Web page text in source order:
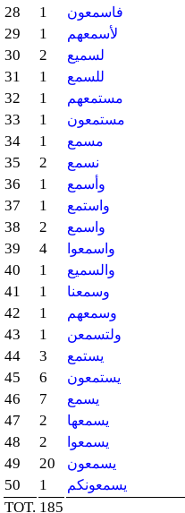
28 1 فاسمعون
29 1 لأسمعهم
30 2 لسميع
31 1 للسمع
32 1 مستمعهم
33 1 مستمعون
34 1 مسمع
35 2 نسمع
36 1 وأسمع
37 1 واستمع
38 2 واسمع
39 4 واسمعوا
40 1 والسميع
41 1 وسمعنا
42 1 وسمعهم
43 1 ولتسمعن
44 3 يستمع
45 6 يستمعون
46 7 يسمع
47 2 يسمعها
48 2 يسمعوا
49 20 يسمعون
50 1 يسمعونكم
TOT. 185